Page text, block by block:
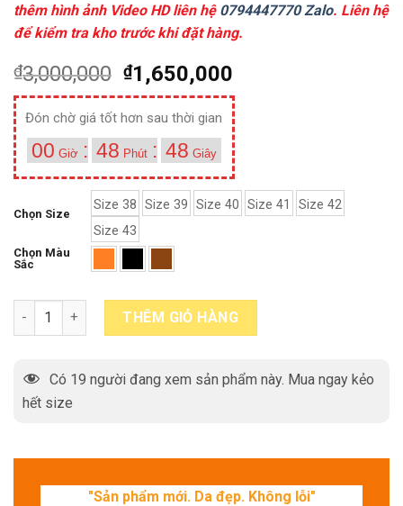
thêm hình ảnh Video HD liên hệ 0794447770 Zalo. Liên hệ
để kiểm tra kho trước khi đặt hàng.
₫3,000,000 ₫1,650,000
Đón chờ giá tốt hơn sau thời gian
00 Giờ : 48 Phút : 48 Giây
Chọn Size
Size 38 Size 39 Size 40 Size 41
Size 42
Size 43
Chọn Màu
Sắc
Giày lười da nam Wingtip Loafer JC012TD quantity
THÊM GIỎ HÀNG
Có 19 người đang xem sản phẩm này. Mua ngay kẻo
hết size
"Sản phẩm mới. Da đẹp. Không lỗi"